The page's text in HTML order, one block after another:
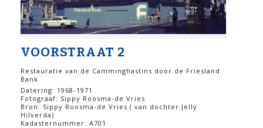
VOORSTRAAT 2
Restauratie van de Camminghastins door de Friesland
Bank
Datering: 1968-1971
Fotograaf: Sippy Roosma-de Vries
Bron: Sippy Roosma-de Vries ( van dochter Jelly
Hilverda)
Kadasternummer: A701